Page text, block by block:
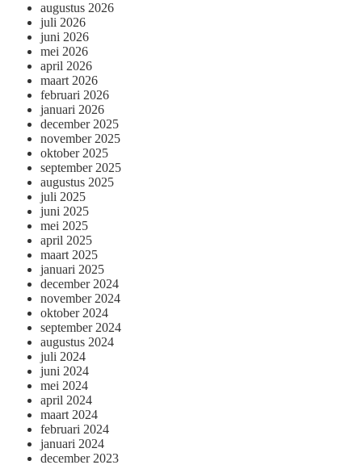
augustus 2026
juli 2026
juni 2026
mei 2026
april 2026
maart 2026
februari 2026
januari 2026
december 2025
november 2025
oktober 2025
september 2025
augustus 2025
juli 2025
juni 2025
mei 2025
april 2025
maart 2025
januari 2025
december 2024
november 2024
oktober 2024
september 2024
augustus 2024
juli 2024
juni 2024
mei 2024
april 2024
maart 2024
februari 2024
januari 2024
december 2023